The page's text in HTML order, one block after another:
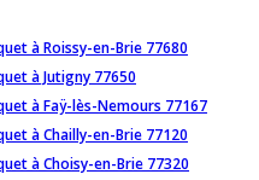
à Roissy-en-Brie 77680
à Jutigny 77650
à Faÿ-lès-Nemours 77167
à Chailly-en-Brie 77120
à Choisy-en-Brie 77320